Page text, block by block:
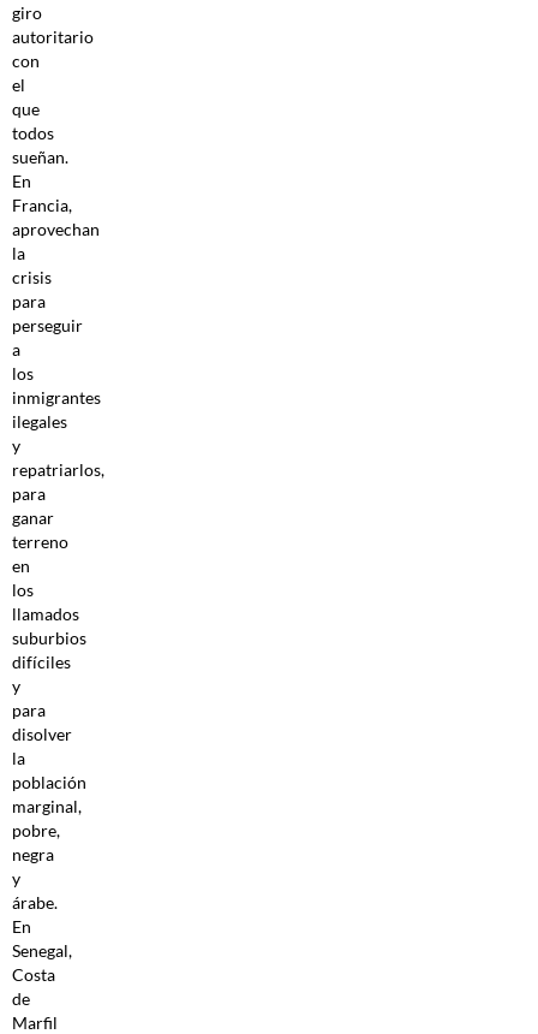
giro
autoritario
con
el
que
todos
sueñan.
En
Francia,
aprovechan
la
crisis
para
perseguir
a
los
inmigrantes
ilegales
y
repatriarlos,
para
ganar
terreno
en
los
llamados
suburbios
difíciles
y
para
disolver
la
población
marginal,
pobre,
negra
y
árabe.
En
Senegal,
Costa
de
Marfil